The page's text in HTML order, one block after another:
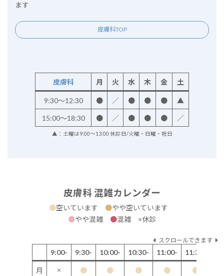
ます
皮膚科TOP
皮膚科 月 火 水 木 金 土
9:30～12:30 ● ／ ● ● ● ▲
15:00～18:30 ● ／ ● ● ● ／
▲：土曜は9:00～13:00 休診日/火曜・日曜・祝日
皮膚科 混雑カレンダー
●空いています ●やや空いています
●やや混雑 ●混雑 ×休診
スクロールできます
9:00- 9:30- 10:00- 10:30- 11:00- 11:30-
月 × ● ● ● ● ●